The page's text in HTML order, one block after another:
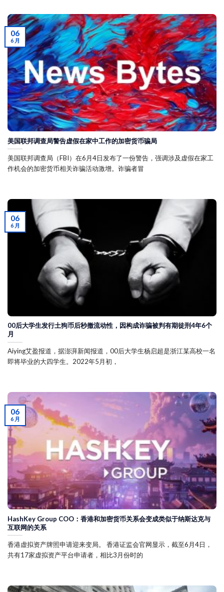
美国联邦调查局警告虚假在家中工作的加密货币骗局
美国联邦调查局（FBI）在6月4日发布了一份警告，强调涉及虚假在家工
作机会的加密货币相关诈骗活动激增。诈骗者冒
06
6 月
00后大学生发行土狗币后秒撤流动性，因构成诈骗被判有期徒刑4年6个
月
Aiying艾盈报道，据澎湃新闻报道，00后大学生杨启超是浙江某高校一名
即将毕业的大四学生。2022年5月初，
06
6 月
HashKey Group COO：香港和加密货币关系会变成类似于纳斯达克与
互联网的关系
香港虚拟资产牌照申请迎来变局。 香港证监会官网显示，截至6月4日，
共有17家虚拟资产平台申请者，相比3月份时的
06
6 月